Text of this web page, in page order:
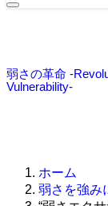
弱さの革命 -
Vulnerability-
ホーム
弱さを強み